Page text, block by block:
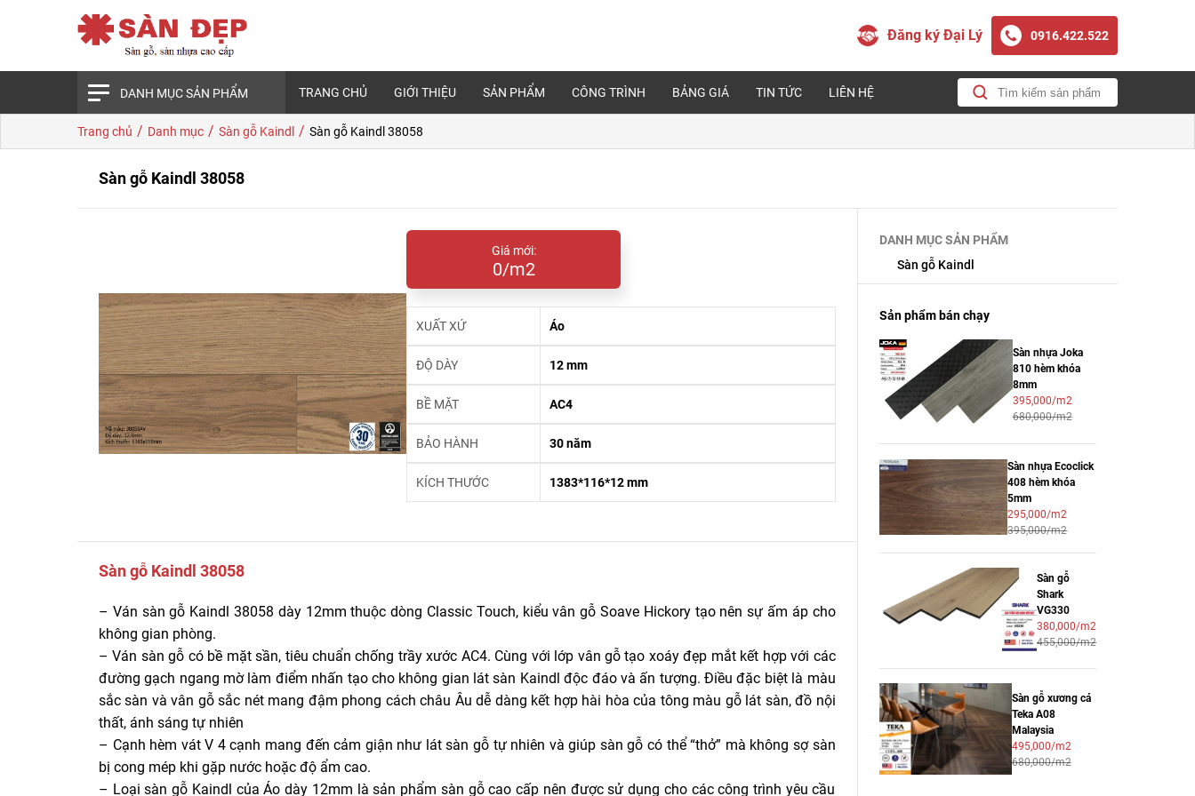
Đăng ký Đại Lý 0916.422.522
DANH MỤC SẢN PHẨM TRANG CHỦ GIỚI THIỆU SẢN PHẨM CÔNG TRÌNH BẢNG GIÁ TIN TỨC LIÊN HỆ
Trang chủ / Danh mục / Sàn gỗ Kaindl / Sàn gỗ Kaindl 38058
Sàn gỗ Kaindl 38058
Giá mới:
0/m2
XUẤT XỨ Áo
ĐỘ DÀY 12 mm
BỀ MẶT AC4
BẢO HÀNH 30 năm
KÍCH THƯỚC 1383*116*12 mm
Sàn gỗ Kaindl 38058
– Ván sàn gỗ Kaindl 38058 dày 12mm thuộc dòng Classic Touch, kiểu vân gỗ Soave Hickory tạo nên sự ấm áp cho
không gian phòng.
– Ván sàn gỗ có bề mặt sần, tiêu chuẩn chống trầy xước AC4. Cùng với lớp vân gỗ tạo xoáy đẹp mắt kết hợp với các
đường gạch ngang mờ làm điểm nhấn tạo cho không gian lát sàn Kaindl độc đáo và ấn tượng. Điều đặc biệt là màu
sắc sàn và vân gỗ sắc nét mang đậm phong cách châu Âu dễ dàng kết hợp hài hòa của tông màu gỗ lát sàn, đồ nội
thất, ánh sáng tự nhiên
– Cạnh hèm vát V 4 cạnh mang đến cảm giận như lát sàn gỗ tự nhiên và giúp sàn gỗ có thể “thở” mà không sợ sàn
bị cong mép khi gặp nước hoặc độ ẩm cao.
– Loại sàn gỗ Kaindl của Áo dày 12mm là sản phẩm sàn gỗ cao cấp nên được sử dụng cho các công trình yêu cầu
DANH MỤC SẢN PHẨM
Sàn gỗ Kaindl
Sản phẩm bán chạy
Sàn nhựa Joka
810 hèm khóa
8mm
395,000/m2
680,000/m2
Sàn nhựa Ecoclick
408 hèm khóa
5mm
295,000/m2
395,000/m2
Sàn gỗ
Shark
VG330
380,000/m2
455,000/m2
Sàn gỗ xương cá
Teka A08
Malaysia
495,000/m2
680,000/m2